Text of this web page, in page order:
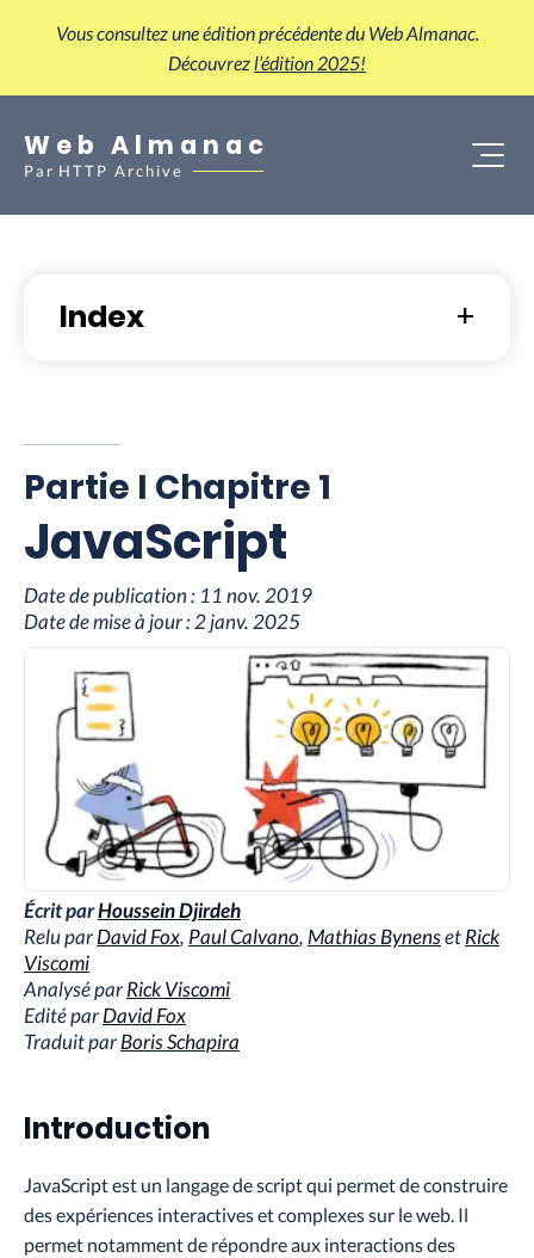
Vous consultez une édition précédente du Web Almanac.
Découvrezl’édition 2025!
Web Almanac
Par HTTP Archive
Index
Partie I Chapitre 1
JavaScript
Date de publication : 11 nov. 2019
Date de mise à jour :2 janv. 2025
Écrit parHoussein Djirdeh
Relu parDavid Fox, Paul Calvano, Mathias BynensetRick
Viscomi
Analysé parRick Viscomi
Edité parDavid Fox
Traduit parBoris Schapira
Introduction
JavaScript est un langage de script qui permet de construire
des expériences interactives et complexes sur le web. Il
permet notamment de répondre aux interactions des